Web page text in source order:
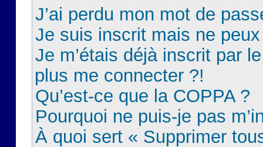
J’ai perdu mon mot de
Je suis inscrit mais ne
Je m’étais déjà inscrit par
plus me connecter ?!
Qu’est-ce que la COPPA ?
Pourquoi ne puis-je pas
À quoi sert « Supprimer